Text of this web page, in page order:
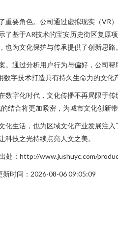
要角色。公司通过虚拟现实（
基于AR技术的宝安历史街区复原
为文化保护与传承提供了创新思路。
通过分析用户行为与偏好，公司
字技术打造具有持久生命力的文化
字化时代，文化传播不再局限于
结合将更加紧密，为城市文化创新带
生活，也为区域文化产业发展注
技之光持续点亮人文之美。
处：http://www.jushuyc.com/
新时间：2026-08-06 09:05:09